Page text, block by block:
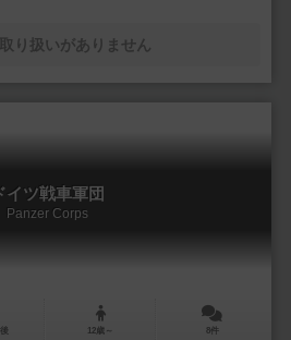
り扱いがありません
イツ戦車軍団
Panzer Corps
12歳～ 8件